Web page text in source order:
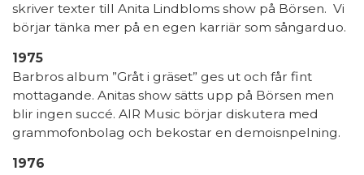
skriver texter till Anita Lindbloms show på Börsen. Vi
börjar tänka mer på en egen karriär som sångarduo.
1975
Barbros album ”Gråt i gräset” ges ut och får fint
mottagande. Anitas show sätts upp på Börsen men
blir ingen succé. AIR Music börjar diskutera med
grammofonbolag och bekostar en demoisnpelning.
1976